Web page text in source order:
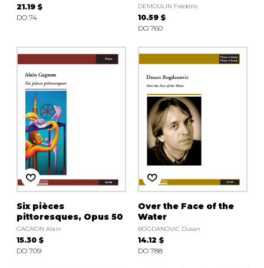
21.19 $
DO 74
DEMOULIN Frédéric
10.59 $
DO 760
Six pièces
pittoresques, Opus 50
GAGNON Alain
15.30 $
DO 709
Over the Face of the
Water
BOGDANOVIC Dusan
14.12 $
DO 788